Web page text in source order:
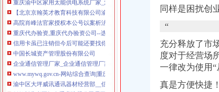
高院肖峰法官家授权本公号以案析法：非持股关联公司之间公司人
重庆代办验资,重庆代办验资公司--选择重庆浩业工商不后悔
信用卡虽已注销但今后可能还要找你麻烦_网易财经
中国长城资产管理股份有限公司
企业通信管理厂家_企业通信管理厂家/公司-阿里巴巴公司黄页
www.mywq.gov.cn-网站综合查询|重庆市人民民营企业官方信息港…
渝中区大坪威讯通讯器材经营部__信用档案_信用报告_信用怎么
90%创业者不知在重庆注册公司需要准备哪些材料？_搜狐社会_搜狐网
重庆市渝中区方越电脑经营部__信用档案_信用报告_信用怎么样
同样是困扰创
“
充分释放了市
度对于经营场
一律改为使用
真是方便快捷